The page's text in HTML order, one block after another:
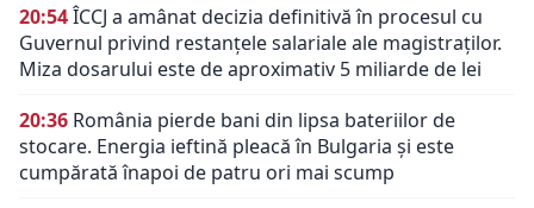
20:54ÎCCJ a amânat decizia definitivă în procesul cu
Guvernul privind restanțele salariale ale magistraților.
Miza dosarului este de aproximativ 5 miliarde de lei
20:36 România pierde bani din lipsa bateriilor de
stocare. Energia ieftină pleacă în Bulgaria și este
cumpărată înapoi de patru ori mai scump